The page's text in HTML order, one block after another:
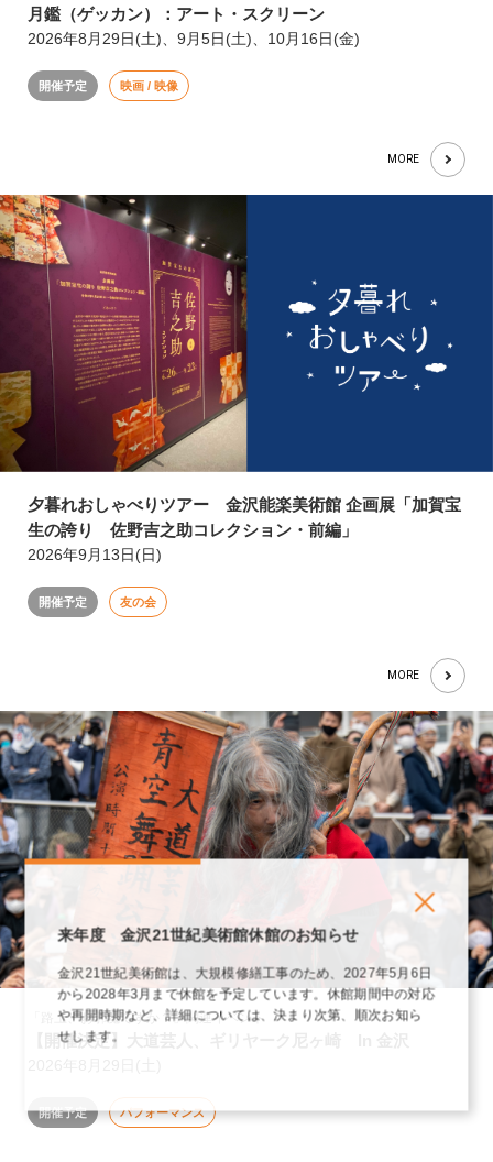
月鑑（ゲッカン）：アート・スクリーン
2026年8月29日(土)、9月5日(土)、10月16日(金)
開催予定 映画 / 映像
MORE
夕暮れおしゃべりツアー 金沢能楽美術館 企画展「加賀宝
生の誇り 佐野吉之助コレクション・前編」
2026年9月13日(日)
開催予定 友の会
MORE
「路上、お邪魔ですか？」関連イベント
【開催決定】大道芸人、ギリヤーク尼ヶ崎 In 金沢
開催予定 パフォーマンス
来年度 金沢21世紀美術館休館のお知らせ
金沢21世紀美術館は、大規模修繕工事のため、2027年5月6日
から2028年3月まで休館を予定しています。休館期間中の対応
や再開時期など、詳細については、決まり次第、順次お知ら
せします。